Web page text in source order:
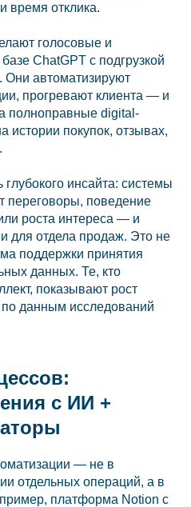
время отклика.
голосовые и
ChatGPT с подгрузкой
Они автоматизируют
прогревают клиента — и
полноправные digital-
покупок, отзывах,
инсайта: системы
переговоры, поведение
роста интереса — и
для отдела продаж. Это не
поддержки принятия
данных. Те, кто
показывают рост
по данным исследований
с ИИ +
— не в
отдельных операций, а в
платформа Notion с